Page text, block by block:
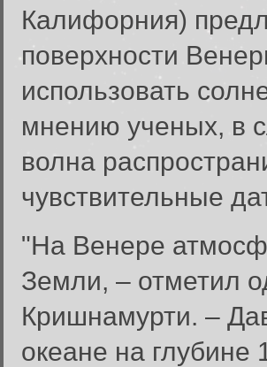
Калифорния)
поверхности
использовать
мнению ученых, в
волна
чувствительные
"На Венере
Земли, – отметил
Кришнамурти. –
океане на глубине